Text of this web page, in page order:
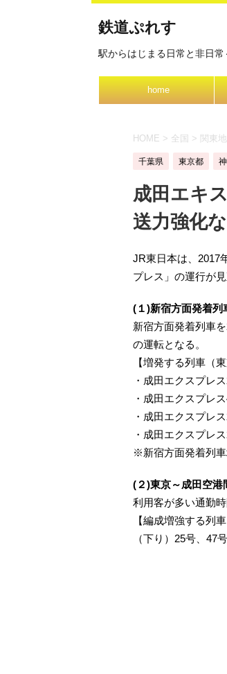
鉄道ぷれす
駅からはじまる日常と非日常
home
HOME > 全国 > 関東
千葉県 東京都
成田エキ
送力強化
JR東日本は、2017
プレス」の運行が見
(１)新宿方面発着列
新宿方面発着列車
の運転となる。
【増発する列車（
・成田エクスプレ
・成田エクスプレ
・成田エクスプレ
・成田エクスプレ
※新宿方面発着列車
(２)東京～成田空港
利用客が多い通勤
【編成増強する列車
（下り）25号、47